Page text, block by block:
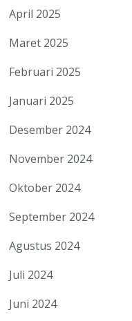
April 2025
Maret 2025
Februari 2025
Januari 2025
Desember 2024
November 2024
Oktober 2024
September 2024
Agustus 2024
Juli 2024
Juni 2024